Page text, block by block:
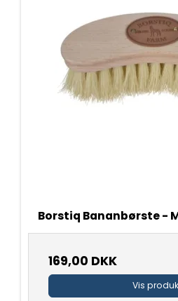
Borstiq Bananbørste -
169,00 DKK
Vis